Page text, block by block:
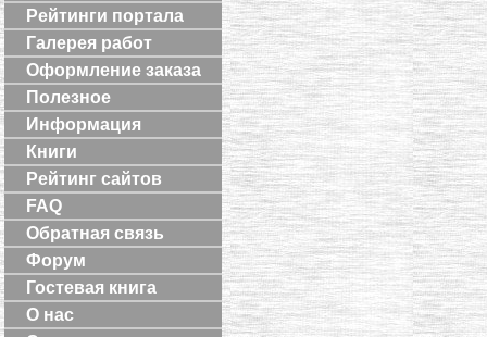
Рейтинги портала
Галерея работ
Оформление заказа
Полезное
Информация
Книги
Рейтинг сайтов
FAQ
Обратная связь
Форум
Гостевая книга
О нас